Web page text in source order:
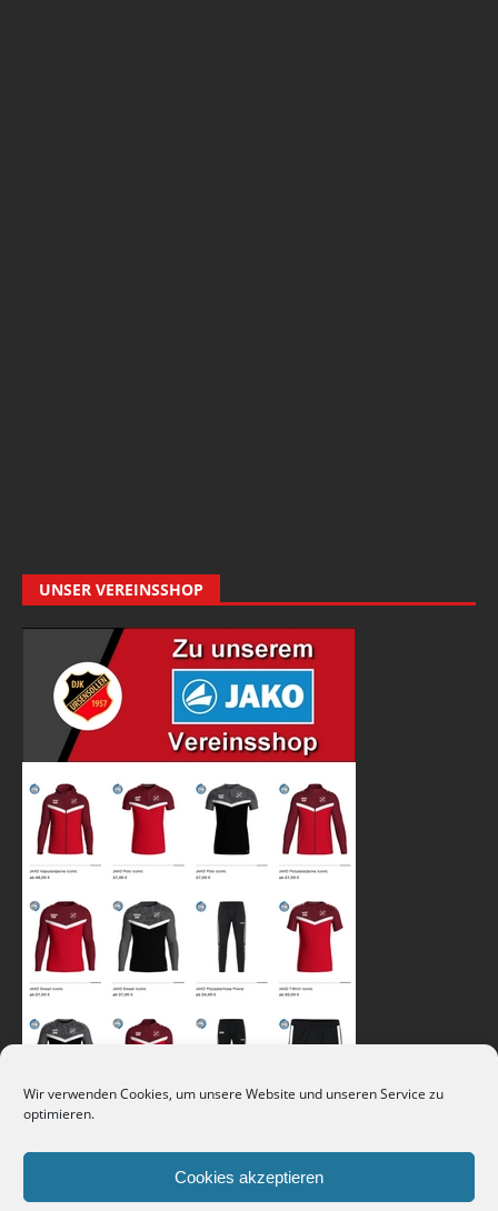
Wir verwenden Cookies, um unsere Website und unseren Service zu
optimieren.
Cookies akzeptieren
UNSER VEREINSSHOP